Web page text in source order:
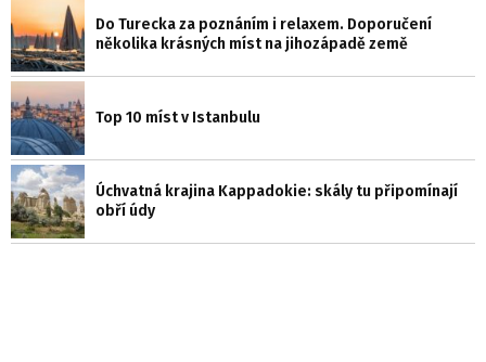
Do Turecka za poznáním i relaxem. Doporučení
několika krásných míst na jihozápadě země
Top 10 míst v Istanbulu
Úchvatná krajina Kappadokie: skály tu připomínají
obří údy